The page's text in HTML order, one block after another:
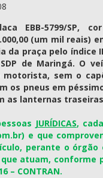
EBB-5799/SP,
(um mil reais)
praça pelo índice
de Maringá. O
sem o
os pneus em
as lanternas
JURÍDICAS,
e que
perante o
atuam, conforme
– CONTRAN.